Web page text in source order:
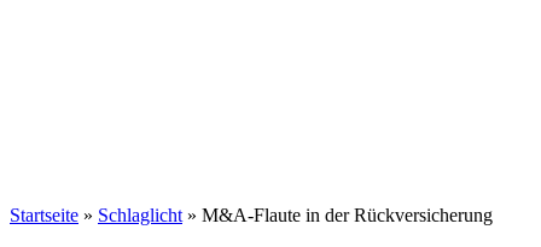
Startseite » Schlaglicht » M&A-Flaute in der Rückversicherung